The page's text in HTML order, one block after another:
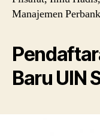
Manajemen
Baru UIN